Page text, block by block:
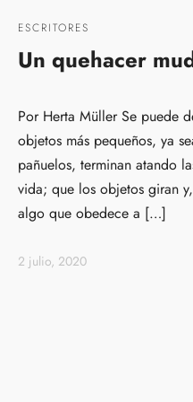
ESCRITORES
Un quehacer
Por Herta Müller Se puede
objetos más pequeños, ya
pañuelos, terminan atando
vida; que los objetos giran
algo que obedece a […]
2 julio, 2020